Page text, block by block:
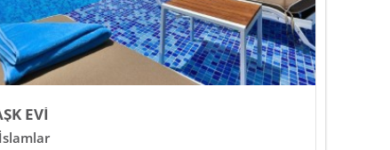
EVİ
İslamlar